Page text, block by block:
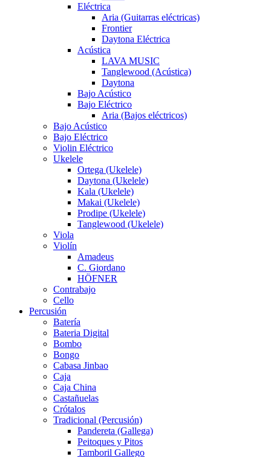
Eléctrica
Aria (Guitarras eléctricas)
Frontier
Daytona Eléctrica
Acústica
LAVA MUSIC
Tanglewood (Acústica)
Daytona
Bajo Acústico
Bajo Eléctrico
Aria (Bajos eléctricos)
Bajo Acústico
Bajo Eléctrico
Violin Eléctrico
Ukelele
Ortega (Ukelele)
Daytona (Ukelele)
Kala (Ukelele)
Makai (Ukelele)
Prodipe (Ukelele)
Tanglewood (Ukelele)
Viola
Violín
Amadeus
C. Giordano
HÖFNER
Contrabajo
Cello
Percusión
Batería
Bateria Digital
Bombo
Bongo
Cabasa Jinbao
Caja
Caja China
Castañuelas
Crótalos
Tradicional (Percusión)
Pandereta (Gallega)
Peitoques y Pitos
Tamboril Gallego